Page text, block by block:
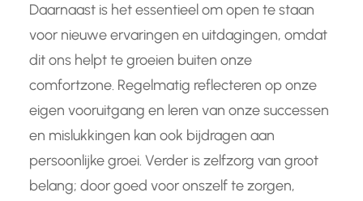
Daarnaast is het essentieel om open te staan
voor nieuwe ervaringen en uitdagingen, omdat
dit ons helpt te groeien buiten onze
comfortzone. Regelmatig reflecteren op onze
eigen vooruitgang en leren van onze successen
en mislukkingen kan ook bijdragen aan
persoonlijke groei. Verder is zelfzorg van groot
belang; door goed voor onszelf te zorgen,